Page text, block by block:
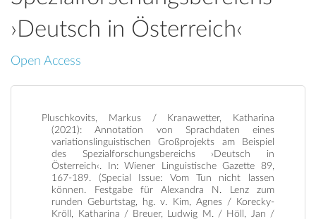
›Deutsch in Österreich‹
Open Access
Pluschkovits, Markus / Kranawetter, Katharina
(2021): Annotation von Sprachdaten eines
variationslinguistischen Großprojekts am Beispiel
des Spezialforschungsbereichs ›Deutsch in
Österreich‹. In: Wiener Linguistische Gazette 89,
167-189. (Special Issue: Vom Tun nicht lassen
können. Festgabe für Alexandra N. Lenz zum
runden Geburtstag, hg. v. Kim, Agnes / Korecky-
Kröll, Katharina / Breuer, Ludwig M. / Höll, Jan /